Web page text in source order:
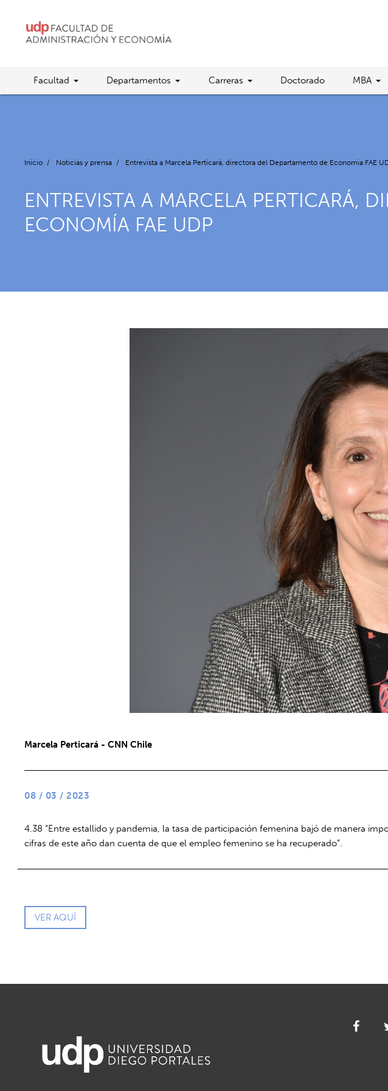
Facultad Departamentos Carreras Doctorado MBA
Inicio / Noticias y prensa / Entrevista a Marcela Perticará, directora del Departamento de Economía FAE
ENTREVISTA A MARCELA PERTICARÁ,
ECONOMÍA FAE UDP
Marcela Perticará - CNN Chile
08 / 03 / 2023
4.38 “Entre estallido y pandemia, la tasa de participación femenina bajó de manera
cifras de este año dan cuenta de que el empleo femenino se ha recuperado”.
VER AQUÍ